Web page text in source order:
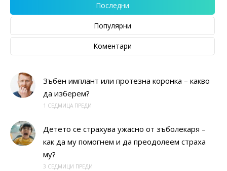
Последни
Популярни
Коментари
Зъбен имплант или протезна коронка – какво
да изберем?
1 СЕДМИЦА ПРЕДИ
Детето се страхува ужасно от зъболекаря –
как да му помогнем и да преодолеем страха
му?
3 СЕДМИЦИ ПРЕДИ